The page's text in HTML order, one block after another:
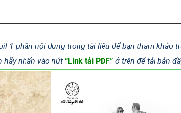
1 phần nội dung trong tài liệu để bạn tham khảo
hãy nhấn vào nút “Link tải PDF” ở trên để tải bản